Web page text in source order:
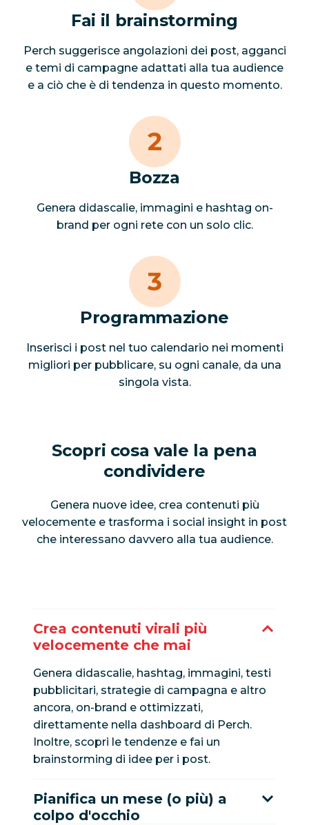
Fai il brainstorming
Perch suggerisce angolazioni dei post, agganci
e temi di campagne adattati alla tua audience
e a ciò che è di tendenza in questo momento.
Bozza
Genera didascalie, immagini e hashtag on-
brand per ogni rete con un solo clic.
Programmazione
Inserisci i post nel tuo calendario nei momenti
migliori per pubblicare, su ogni canale, da una
singola vista.
Scopri cosa vale la pena
condividere
Genera nuove idee, crea contenuti più
velocemente e trasforma i social insight in post
che interessano davvero alla tua audience.
Crea contenuti virali più
velocemente che mai
Genera didascalie, hashtag, immagini, testi
pubblicitari, strategie di campagna e altro
ancora, on-brand e ottimizzati,
direttamente nella dashboard di Perch.
Inoltre, scopri le tendenze e fai un
brainstorming di idee per i post.
Pianifica un mese (o più) a
colpo d'occhio